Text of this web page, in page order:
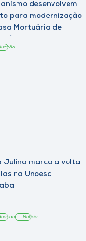
desenvolvem
para modernização
Mortuária de
Julina marca a volta
na Unoesc
Notícia